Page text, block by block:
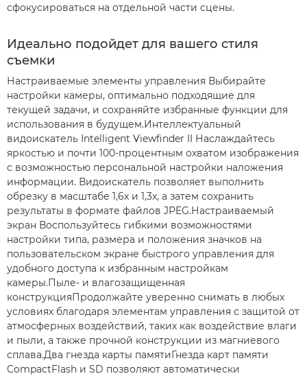
сфокусироваться на отдельной части сцены.
Идеально подойдет для вашего стиля
съемки
Настраиваемые элементы управления Выбирайте
настройки камеры, оптимально подходящие для
текущей задачи, и сохраняйте избранные функции для
использования в будущем.Интеллектуальный
видоискатель Intelligent Viewfinder II Наслаждайтесь
яркостью и почти 100-процентным охватом изображения
с возможностью персональной настройки наложения
информации. Видоискатель позволяет выполнить
обрезку в масштабе 1,6x и 1,3x, а затем сохранить
результаты в формате файлов JPEG.Настраиваемый
экран Воспользуйтесь гибкими возможностями
настройки типа, размера и положения значков на
пользовательском экране быстрого управления для
удобного доступа к избранным настройкам
камеры.Пыле- и влагозащищенная
конструкцияПродолжайте уверенно снимать в любых
условиях благодаря элементам управления с защитой от
атмосферных воздействий, таких как воздействие влаги
и пыли, а также прочной конструкции из магниевого
сплава.Два гнезда карты памятиГнезда карт памяти
CompactFlash и SD позволяют автоматически